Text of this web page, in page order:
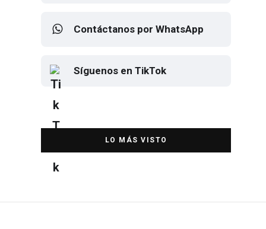
Contáctanos por WhatsApp
Síguenos en TikTok
DESTACADA
Elton John regresa a CDMX para
despedirse en el Estadio Banorte